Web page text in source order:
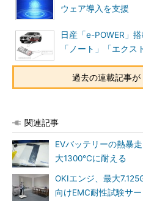
ウェア導入を支援
日産「e-POWER」
「ノート」「エクス
過去の連載記事が
関連記事
EVバッテリーの熱暴
大1300℃に耐える
OKIエンジ、最大
向けEMC耐性試験サ